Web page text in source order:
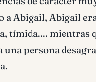
a Abigail, Abigail
tímida.... mientras
una persona